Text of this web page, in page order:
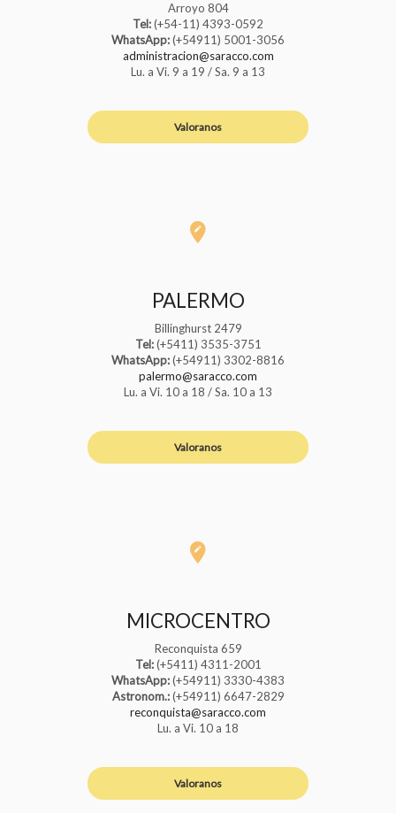
Arroyo 804
Tel:(+54-11) 4393-0592
WhatsApp:(+54911) 5001-3056
administracion@saracco.com
Lu. a Vi. 9 a 19 / Sa. 9 a 13
Valoranos
PALERMO
Billinghurst 2479
Tel:(+5411) 3535-3751
WhatsApp:(+54911) 3302-8816
palermo@saracco.com
Lu. a Vi. 10 a 18 / Sa. 10 a 13
Valoranos
MICROCENTRO
Reconquista 659
Tel:(+5411) 4311-2001
WhatsApp:(+54911) 3330-4383
Astronom.:(+54911) 6647-2829
reconquista@saracco.com
Lu. a Vi. 10 a 18
Valoranos